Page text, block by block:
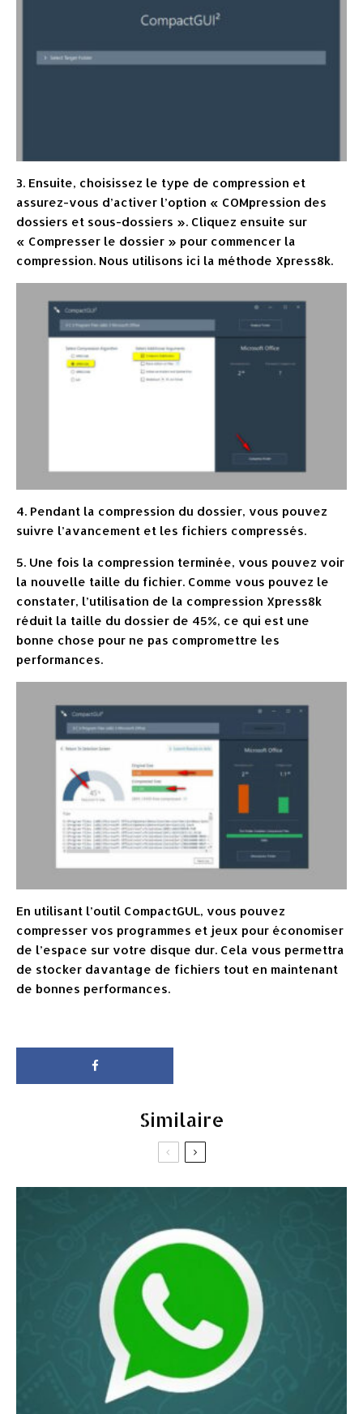
3. Ensuite, choisissez le type de compression et
assurez-vous d’activer l’option « COMpression des
dossiers et sous-dossiers ». Cliquez ensuite sur
« Compresser le dossier » pour commencer la
compression. Nous utilisons ici la méthode Xpress8k.
4. Pendant la compression du dossier, vous pouvez
suivre l’avancement et les fichiers compressés.
5. Une fois la compression terminée, vous pouvez voir
la nouvelle taille du fichier. Comme vous pouvez le
constater, l’utilisation de la compression Xpress8k
réduit la taille du dossier de 45%, ce qui est une
bonne chose pour ne pas compromettre les
performances.
En utilisant l’outil CompactGUL, vous pouvez
compresser vos programmes et jeux pour économiser
de l’espace sur votre disque dur. Cela vous permettra
de stocker davantage de fichiers tout en maintenant
de bonnes performances.
Similaire